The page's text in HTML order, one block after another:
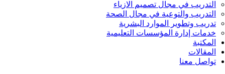
التدريب في مجال تصميم الازياء
التدريب والتوعية في مجال الصحة
تدريب وتطوير الموارد البشرية
خدمات إدارة المؤسسات التعليمية
المكتبة
المقالات
تواصل معنا